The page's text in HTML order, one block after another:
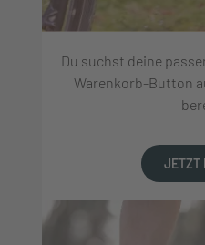
Du suchst deine
Warenkorb-Button
JETZT